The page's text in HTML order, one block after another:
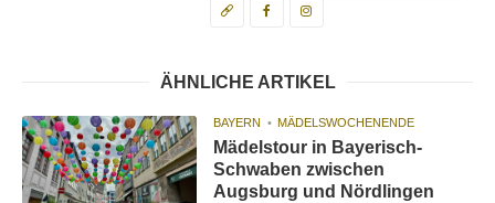
ÄHNLICHE ARTIKEL
BAYERN MÄDELSWOCHENENDE
Mädelstour in Bayerisch-
Schwaben zwischen
Augsburg und Nördlingen